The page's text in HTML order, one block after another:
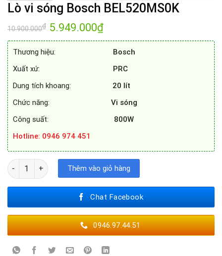
Lò vi sóng Bosch BEL520MS0K
10.900.000₫ Giá
gốc
là:
5.949.000₫Giá
tại
5.949.000₫.
Thương hiệu:
Bosch
Xuất xứ:
PRC
Dung tích khoang: 20 lít
Chức năng: Vi sóng
Công suất: 800W
Hotline: 0946 974 451
Lò vi sóng Bosch BEL520MS0K số lượng
Thêm vào giỏ hàng
Chat Facebook
0946.97.44.51